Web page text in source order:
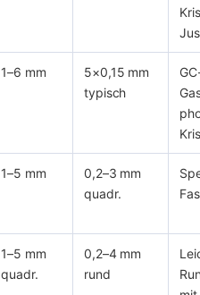
1–6 mm
5×0,15 mm
typisch
1–5 mm
0,2–3 mm
quadr.
1–5 mm
quadr.
0,2–4 mm
rund